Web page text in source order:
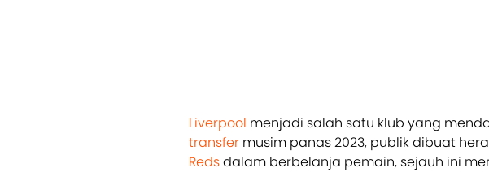
Liverpool menjadi salah satu klub yang
transfer musim panas 2023, publik dibuat
Redsdalam berbelanja pemain, sejauh ini